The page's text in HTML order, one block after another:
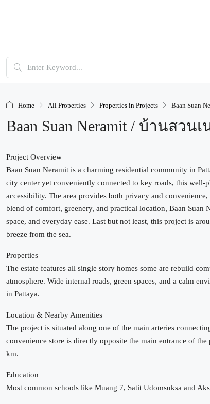
Home All Properties Properties in Projects Baan Suan
Baan Suan Neramit / บ้านสวน
Project Overview
Baan Suan Neramit is a charming residential community in
city center yet conveniently connected to key roads, this well-
accessibility. The area provides both privacy and
blend of comfort, greenery, and practical location, Baan
space, and everyday ease. Last but not least, this project is
breeze from the sea.
Properties
The estate features all single story homes some are rebuild
atmosphere. Wide internal roads, green spaces, and a calm
in Pattaya.
Location & Nearby Amenities
The project is situated along one of the main arteries
convenience store is directly opposite the main entrance of
km.
Education
Most common schools like Muang 7, Satit Udomsuksa and